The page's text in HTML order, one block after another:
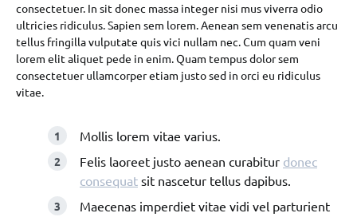
consectetuer. In sit donec massa integer nisi mus viverra odio
ultricies ridiculus. Sapien sem lorem. Aenean sem venenatis arcu
tellus fringilla vulputate quis vici nullam nec. Cum quam veni
lorem elit aliquet pede in enim. Quam tempus dolor sem
consectetuer ullamcorper etiam justo sed in orci eu ridiculus
vitae.
Mollis lorem vitae varius.
Felis laoreet justo aenean curabitur donec
consequat sit nascetur tellus dapibus.
Maecenas imperdiet vitae vidi vel parturient